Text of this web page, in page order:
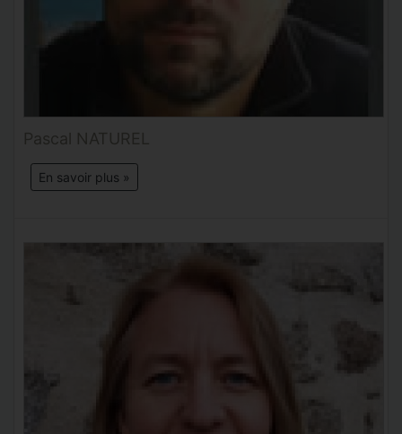
Pascal NATUREL
En savoir plus »